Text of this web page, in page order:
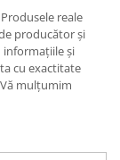
reale
producător și
informațiile și
cu exactitate
mulțumim